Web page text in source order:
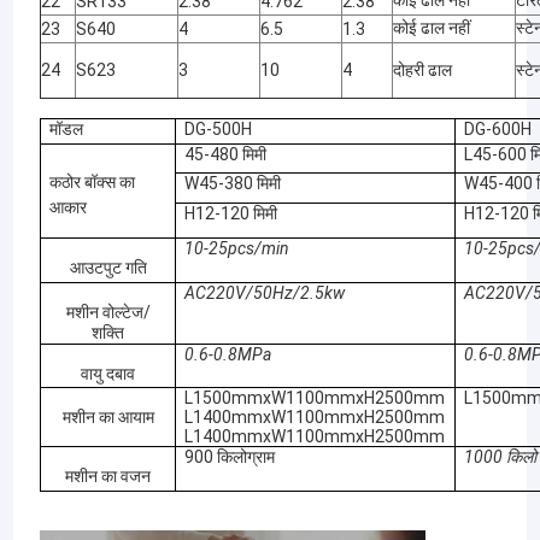
23
S640 4 6.5 1.3 कोई ढाल नहीं
24 S623 3 10 4 दोहरी ढाल
मॉडल DG-500H DG-600H
कठोर बॉक्स का
आकार
45-480 मिमी
L45-600
W45-380 मिमी
W45-400
H12-120 मिमी
H12-120
आउटपुट गति
10-25pcs/min 10-
मशीन वोल्टेज/
शक्ति
AC220V/50Hz/2.5kw AC220V/
वायु दबाव
0.6-0.8MPa 0.6-
मशीन का आयाम
L1500mmxW1100mmxH2500mm
L1400mmxW1100mmxH2500mm
L1400mmxW1100mmxH2500mm
मशीन का वजन
900 किलोग्राम 1000 किलो
हमें अपने
जीवन को
उज्ज्वल
मैनुअल ऑपरेशन
और बाहरी सामान
के बिना स्वचालित
नशीली
हेसर्न,